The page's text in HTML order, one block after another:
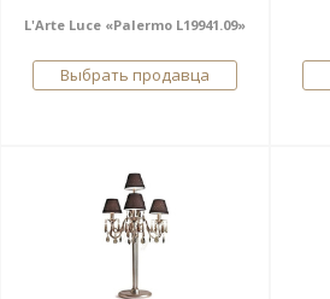
L'Arte Luce «Palermo L19941.09»
Выбрать продавца